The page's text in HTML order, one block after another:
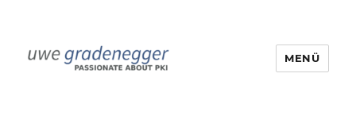
MENÜ